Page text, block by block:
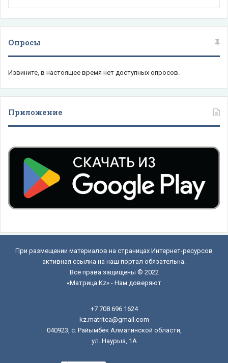
Опросы
Извините, в настоящее время нет доступных опросов.
Приложение
При размещении материалов на страницах Интернет-ресурсов
активная ссылка на наш портал обязательна.
Все права защищены © 2022
«Матрица.Kz» - Нам доверяют
+7 708 696 1624
kz.matritca@gmail.com
040923, с. Райымбек Алматинской области,
ул. Наурыз, 1А